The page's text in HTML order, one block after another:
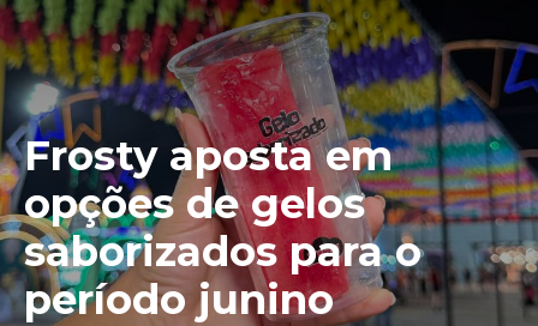
Frosty aposta em
opções de gelos
saborizados para o
período junino